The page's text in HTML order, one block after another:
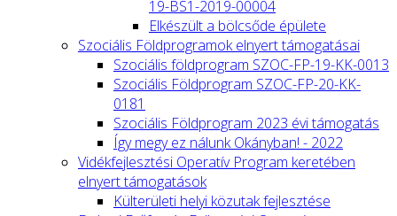
19-BS1-2019-00004
Elkészült a bölcsőde épülete
Szociális Földprogramok elnyert támogatásai
Szociális földprogram SZOC-FP-19-KK-0013
Szociális Földprogram SZOC-FP-20-KK-
0181
Szociális Földprogram 2023 évi támogatás
Így megy ez nálunk Okányban! - 2022
Vidékfejlesztési Operatív Program keretében
elnyert támogatások
Külterületi helyi közutak fejlesztése